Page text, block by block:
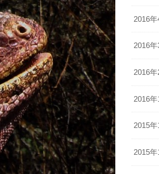
2016
2016
2016
2016
2015
2015